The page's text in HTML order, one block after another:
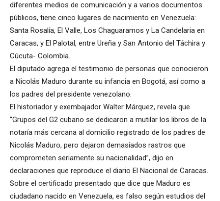
diferentes medios de comunicación y a varios documentos
públicos, tiene cinco lugares de nacimiento en Venezuela:
Santa Rosalía, El Valle, Los Chaguaramos y La Candelaria en
Caracas, y El Palotal, entre Ureña y San Antonio del Táchira y
Cúcuta- Colombia.
El diputado agrega el testimonio de personas que conocieron
a Nicolás Maduro durante su infancia en Bogotá, así como a
los padres del presidente venezolano.
El historiador y exembajador Walter Márquez, revela que
“Grupos del G2 cubano se dedicaron a mutilar los libros de la
notaría más cercana al domicilio registrado de los padres de
Nicolás Maduro, pero dejaron demasiados rastros que
comprometen seriamente su nacionalidad”, dijo en
declaraciones que reproduce el diario El Nacional de Caracas.
Sobre el certificado presentado que dice que Maduro es
ciudadano nacido en Venezuela, es falso según estudios del